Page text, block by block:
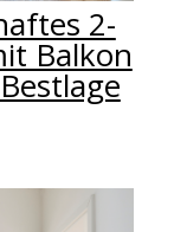
2-
Balkon